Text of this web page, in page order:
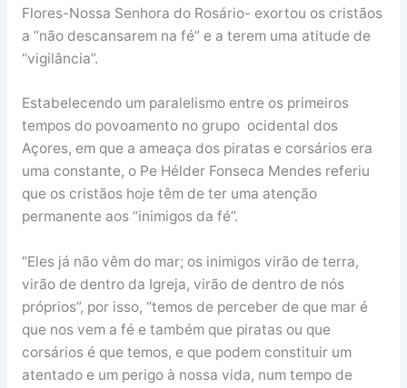
Flores-Nossa Senhora do Rosário- exortou os cristãos
a “não descansarem na fé” e a terem uma atitude de
“vigilância”.
Estabelecendo um paralelismo entre os primeiros
tempos do povoamento no grupo ocidental dos
Açores, em que a ameaça dos piratas e corsários era
uma constante, o Pe Hélder Fonseca Mendes referiu
que os cristãos hoje têm de ter uma atenção
permanente aos “inimigos da fé”.
“Eles já não vêm do mar; os inimigos virão de terra,
virão de dentro da Igreja, virão de dentro de nós
próprios”, por isso, “temos de perceber de que mar é
que nos vem a fé e também que piratas ou que
corsários é que temos, e que podem constituir um
atentado e um perigo à nossa vida, num tempo de